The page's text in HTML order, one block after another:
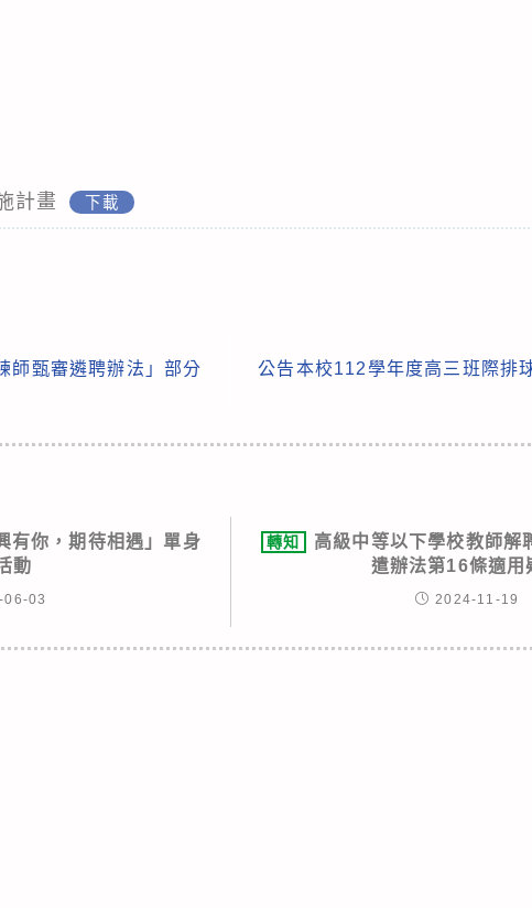
計畫 下載
師甄審遴聘辦法」部分
公告本校112學年度高三班際排
有你，期待相遇」單身
動
06-03
轉知
高級中等以下學校教師解
遣辦法第16條適用
2024-11-19